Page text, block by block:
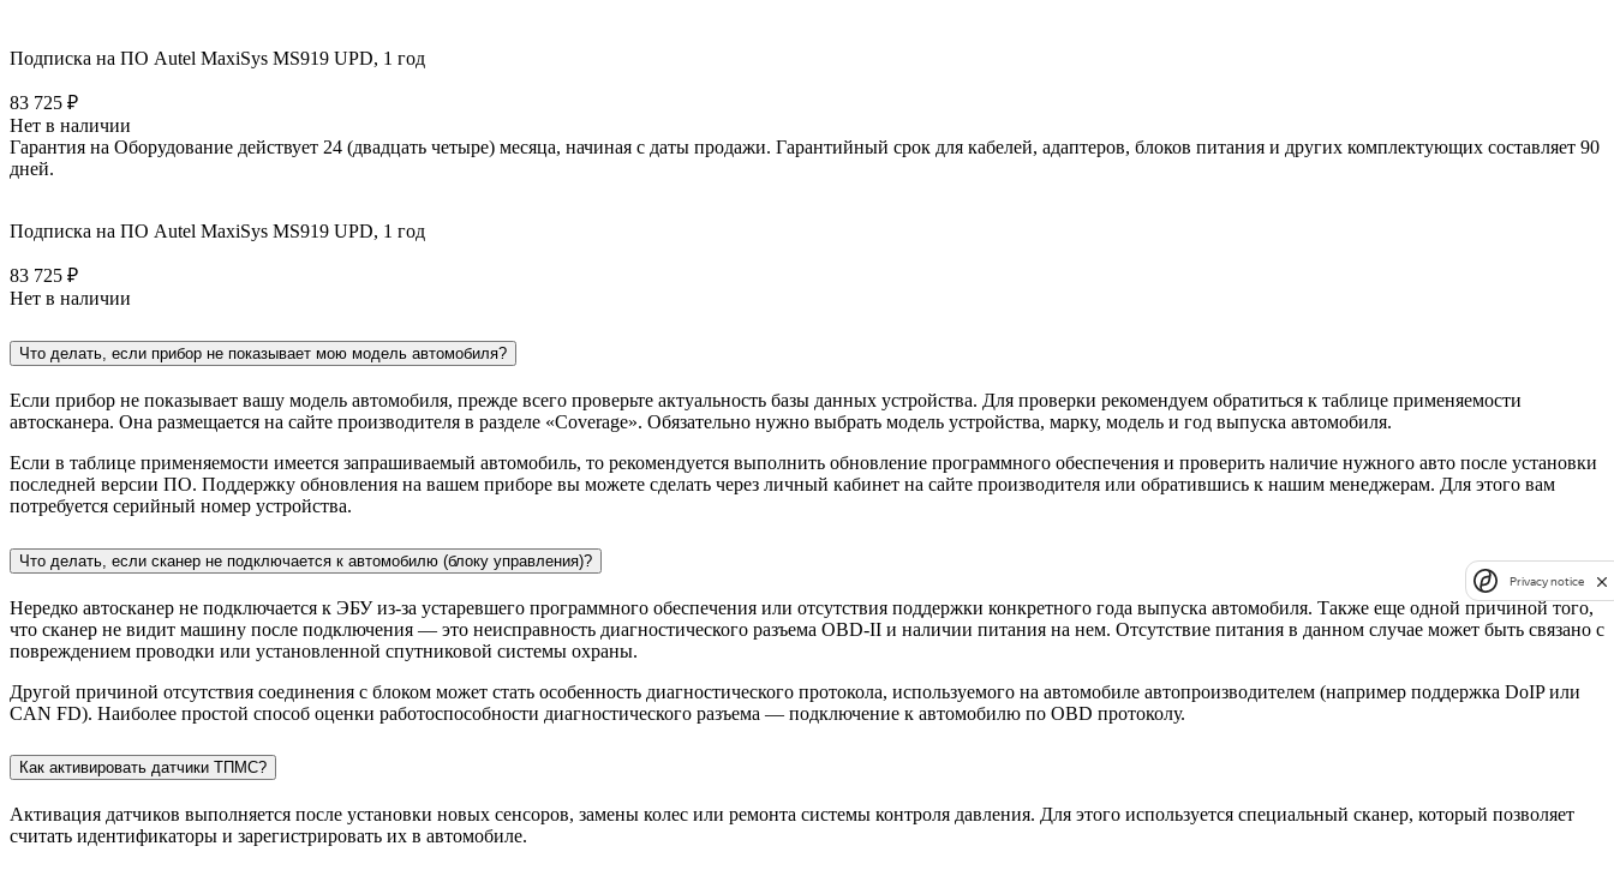
Подписка на ПО Autel MaxiSys MS919 UPD, 1 год
83 725 ₽
Нет в наличии
Гарантия на Оборудование действует 24 (двадцать четыре) месяца, начиная с даты продажи. Гарантийный срок для кабелей, адаптеров, блоков питания и других комплектующих составляет 90
дней.
Подписка на ПО Autel MaxiSys MS919 UPD, 1 год
83 725 ₽
Нет в наличии
Что делать, если прибор не показывает мою модель автомобиля?
Если прибор не показывает вашу модель автомобиля, прежде всего проверьте актуальность базы данных устройства. Для проверки рекомендуем обратиться к таблице применяемости
автосканера. Она размещается на сайте производителя в разделе «Coverage». Обязательно нужно выбрать модель устройства, марку, модель и год выпуска автомобиля.
Если в таблице применяемости имеется запрашиваемый автомобиль, то рекомендуется выполнить обновление программного обеспечения и проверить наличие нужного авто после установки
последней версии ПО. Поддержку обновления на вашем приборе вы можете сделать через личный кабинет на сайте производителя или обратившись к нашим менеджерам. Для этого вам
потребуется серийный номер устройства.
Что делать, если сканер не подключается к автомобилю (блоку управления)?
Нередко автосканер не подключается к ЭБУ из-за устаревшего программного обеспечения или отсутствия поддержки конкретного года выпуска автомобиля. Также еще одной причиной того,
что сканер не видит машину после подключения — это неисправность диагностического разъема OBD-II и наличии питания на нем. Отсутствие питания в данном случае может быть связано с
повреждением проводки или установленной спутниковой системы охраны.
Другой причиной отсутствия соединения с блоком может стать особенность диагностического протокола, используемого на автомобиле автопроизводителем (например поддержка DoIP или
CAN FD). Наиболее простой способ оценки работоспособности диагностического разъема — подключение к автомобилю по OBD протоколу.
Как активировать датчики ТПМС?
Активация датчиков выполняется после установки новых сенсоров, замены колес или ремонта системы контроля давления. Для этого используется специальный сканер, который позволяет
считать идентификаторы и зарегистрировать их в автомобиле.
Privacy notice